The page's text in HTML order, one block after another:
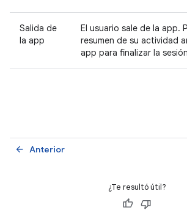
Salida de
la app
El usuario sale de la app.
resumen de su actividad
app para finalizar la
Anterior
arrow_back
¿Te resultó útil?